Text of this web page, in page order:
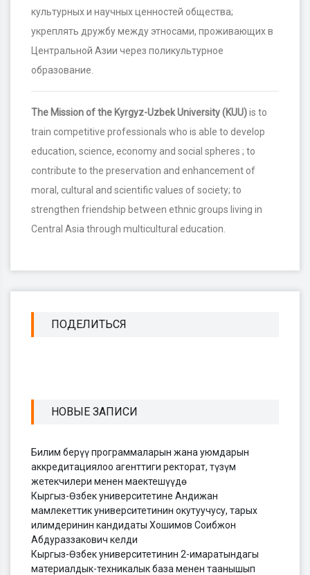
культурных и научных ценностей общества;
укреплять дружбу между этносами, проживающих в
Центральной Азии через поликультурное
образование.
The Mission of the Kyrgyz-Uzbek University (KUU)is to
train competitive professionals who is able to develop
education, science, economy and social spheres ; to
contribute to the preservation and enhancement of
moral, cultural and scientific values of society; to
strengthen friendship between ethnic groups living in
Central Asia through multicultural education.
ПОДЕЛИТЬСЯ
НОВЫЕ ЗАПИСИ
Билим берүү программаларын жана уюмдарын
аккредитациялоо агенттиги ректорат, түзүм
жетекчилери менен маектешүүдө
Кыргыз-Өзбек университетине Андижан
мамлекеттик университетинин окутуучусу, тарых
илимдеринин кандидаты Хошимов Соибжон
Абдураззакович келди
Кыргыз-Өзбек университетинин 2-имаратындагы
материалдык-техникалык база менен таанышып